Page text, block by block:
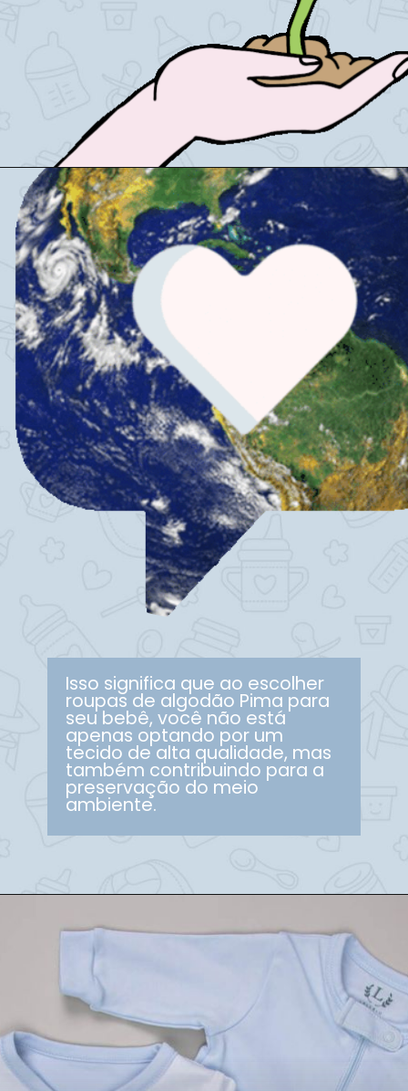
Isso significa que ao escolher
roupas de algodão Pima para
seu bebê, você não está
apenas optando por um
tecido de alta qualidade, mas
também contribuindo para a
preservação do meio
ambiente.